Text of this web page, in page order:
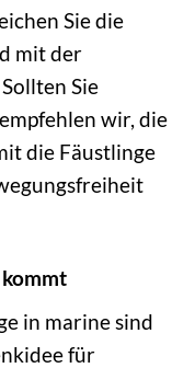
Sie die
mit der
Sie
wir, die
die Fäustlinge
kommt
in marine sind
für